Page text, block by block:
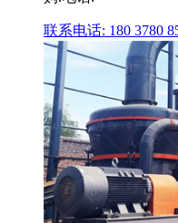
联系电话: 180 3780